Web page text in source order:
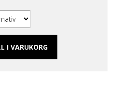
I VARUKORG